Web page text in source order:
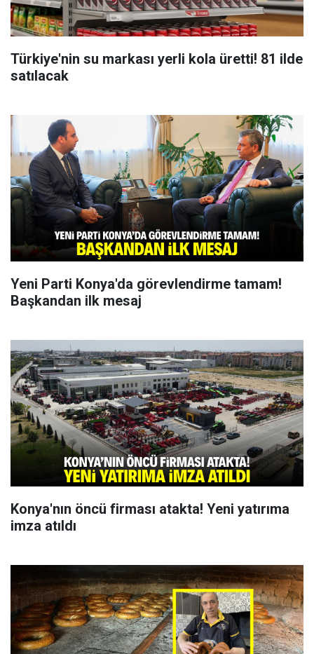
Türkiye'nin su markası yerli kola üretti! 81 ilde
satılacak
Yeni Parti Konya'da görevlendirme tamam!
Başkandan ilk mesaj
Konya'nın öncü firması atakta! Yeni yatırıma
imza atıldı